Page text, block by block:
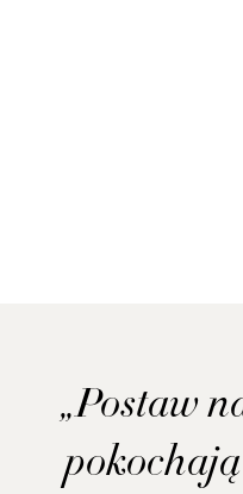
„Postaw
pokochają